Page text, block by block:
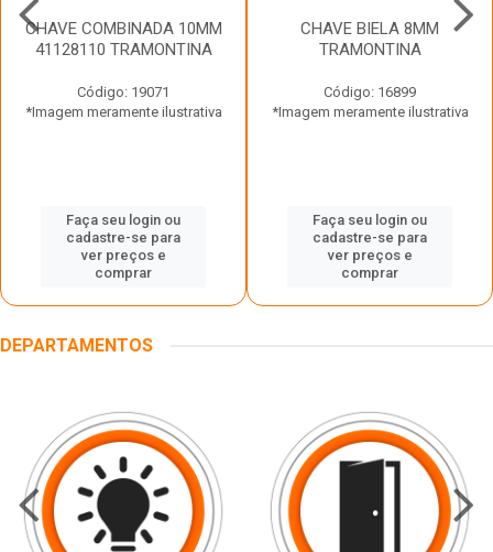
CHAVE COMBINADA 10MM
41128110 TRAMONTINA
Código: 19071
*Imagem meramente ilustrativa
Faça seu login ou
cadastre-se para
ver preços e
comprar
CHAVE BIELA 8MM
TRAMONTINA
Código: 16899
*Imagem meramente ilustrativa
Faça seu login ou
cadastre-se para
ver preços e
comprar
DEPARTAMENTOS